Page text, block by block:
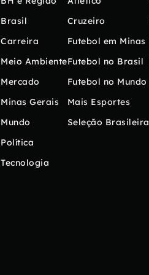
Brasil
Carreira
Meio Ambiente
Mercado
Minas Gerais
Mundo
Política
Tecnologia
Cruzeiro
Futebol em Minas
Futebol no Brasil
Futebol no Mundo
Mais Esportes
Seleção Brasileira